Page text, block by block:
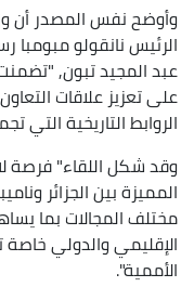
وأوضح نفس المصدر أن
الرئيس نانقولو مبومبا
عبد المجيد تبون, "تضمنت
على تعزيز علاقات
الروابط التاريخية التي
وقد شكل اللقاء" فرصة
المميزة بين الجزائر
مختلف المجالات بما
الإقليمي والدولي خاصة
الأممية".